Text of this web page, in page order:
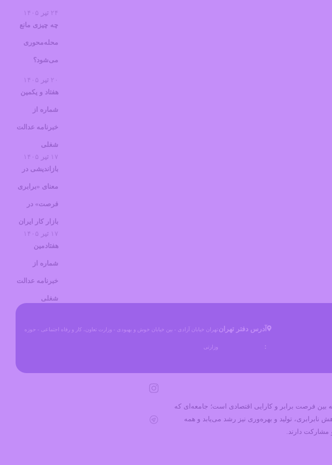
۲۴ تیر
۱۴۰۵
چه چیزی مانع
محله‌محوری
می‌شود؟
۲۰ تیر
۱۴۰۵
هفتاد و یکمین
شماره از
خبرنامه عدالت
شغلی
۱۷ تیر
۱۴۰۵
بازاندیشی در
معنای «برابری
فرصت» در
بازار کار ایران
۱۷ تیر
۱۴۰۵
هفتادمین
شماره از
خبرنامه عدالت
شغلی
آدرس دفتر تهران
:
تهران خیابان آزادی - بین خیابان خوش و بهبودی - وزارت تعاون، کار و رفاه اجتماعی - حوزه
وزارتی
بین فرصت برابر و کارایی اقتصادی است؛ جامعه‌ای که
نابرابری، تولید و بهره‌وری نیز رشد می‌یابد و همه
مشارکت دارند.